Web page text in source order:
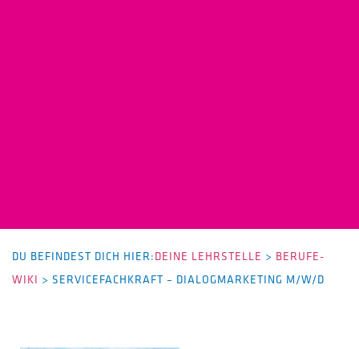
DU BEFINDEST DICH HIER:DEINE LEHRSTELLE > BERUFE-
WIKI > SERVICEFACHKRAFT – DIALOGMARKETING M/W/D